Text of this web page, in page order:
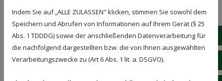
Speicherung durch gesetzliche Vorschriften, denen
wir als Verantwortlicher unterliegen (z.B. § 257
HGB, § 147 AO), vorgesehen ist. Wenn die durch die
gesetzlichen Vorschriften vorgeschriebene
Speicherfrist abläuft, erfolgt eine Sperrung oder
Indem Sie auf „ALLE ZULASSEN" klicken, stimmen Sie sowohl dem
Speichern und Abrufen von Informationen auf Ihrem Gerät (§ 25
Abs. 1 TDDDG) sowie der anschließenden Datenverarbeitung für
die nachfolgend dargestellten bzw. die von Ihnen ausgewählten
Verarbeitungszwecke zu (Art 6 Abs. 1 lit. a. DSGVO).